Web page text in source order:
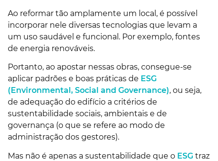
Ao reformar tão amplamente um local, é possível
incorporar nele diversas tecnologias que levam a
um uso saudável e funcional. Por exemplo, fontes
de energia renováveis.
Portanto, ao apostar nessas obras, consegue-se
aplicar padrões e boas práticas de ESG
(Environmental, Social and Governance), ou seja,
de adequação do edifício a critérios de
sustentabilidade sociais, ambientais e de
governança (o que se refere ao modo de
administração dos gestores).
Mas não é apenas a sustentabilidade que o ESG traz